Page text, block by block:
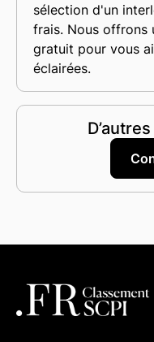
sélection d'un
frais. Nous offrons
gratuit pour vous
éclairées.